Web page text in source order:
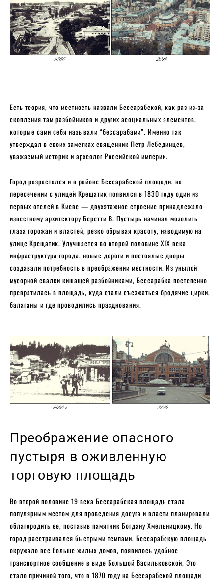
Есть теория, что местность назвали Бессарабской, как раз из-за
скопления там разбойников и других асоциальных элементов,
которые сами себя называли “бессарабами”. Именно так
утверждал в своих заметках священник Петр Лебединцев,
уважаемый историк и археолог Российской империи.
Город разрастался и в районе Бессарабской площади, на
пересечении с улицей Крещатик появился в 1830 году один из
первых отелей в Киеве — двухэтажное строение принадлежало
известному архитектору Беретти В. Пустырь начинал мозолить
глаза горожан и властей, резко обрывая красоту, наводимую на
улице Крещатик. Улучшается во второй половине XIX века
инфраструктура города, новые дороги и постоялые дворы
создавали потребность в преображении местности. Из унылой
мусорной свалки кишащей разбойниками, Бессарабка постепенно
превратилась в площадь, куда стали съезжаться бродячие цирки,
балаганы и где проводились празднования.
Преображение опасного
пустыря в оживленную
торговую площадь
Во второй половине 19 века Бессарабская площадь стала
популярным местом для проведения досуга и власти планировали
облагородить ее, поставив памятник Богдану Хмельницкому. Но
город расстраивался быстрыми темпами, Бессарабскую площадь
окружало все больше жилых домов, появилось удобное
транспортное сообщение в виде Большой Васильковской. Это
стало причиной того, что в 1870 году на Бессарабской площади